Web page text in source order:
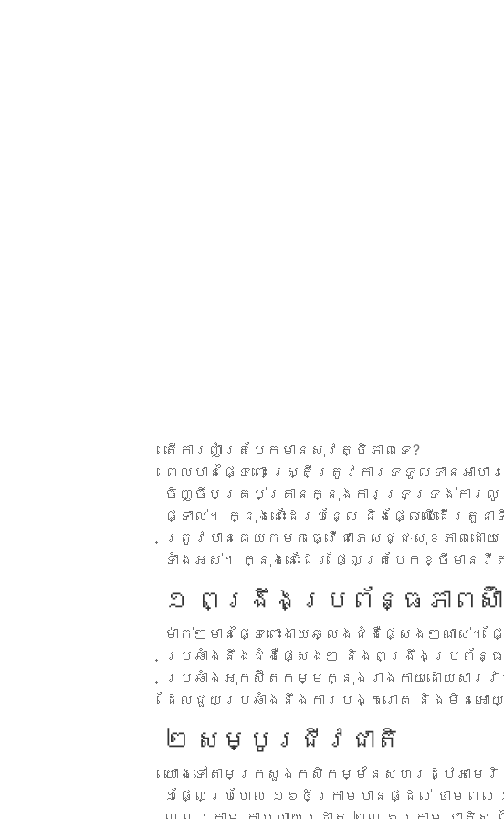
តើការញ៉ាំត្របែកមានសុវត្ថិភាពទេ?
ពេលមានផ្ទៃពោះ ស្ត្រីត្រូវការទទួលទានអាហ
ចិញ្ចឹមគ្រប់គ្រាន់ក្នុងការទ្រទ្រង់ការ
ផ្ទាល់។ ក្នុងនោះដែរបន្លែ និងផ្លែឈើដើរ
ត្រូវបានគេយកមកធ្វើជាភេសជ្ជៈសុខភាពដោយគ
ទាំងអស់។ ក្នុងនោះដែរ ផ្លែត្របែកខ្ចីមានវី
១ ពង្រឹងប្រព័ន្ធភាពស៊ាំ
ម៉ាក់ៗមានផ្ទៃពោះងាយឆ្លងជំងឺផ្សេងៗណាស់
ប្រឆាំងនឹងជំងឺផ្សេងៗ និងពង្រឹងប្រព័ន្ធក
ប្រឆាំងអុកស៊ីតកម្មក្នុងរាងកាយដោយសារវាមា
ដែលជួយប្រឆាំងនឹងការបង្ករោគ និងមិនអោយ
២ សម្បូរជីវជាតិ
យោងទៅតាមក្រសួងកសិកម្មនៃសហរដ្ឋអាមេរិកហ
១ផ្លែប្រហែល ១៦៥ក្រាមបានផ្ដល់ ថាមព